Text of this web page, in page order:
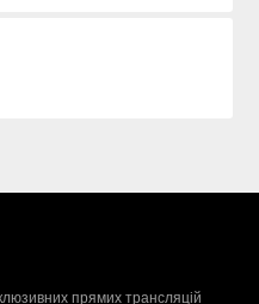
прямих трансляцій